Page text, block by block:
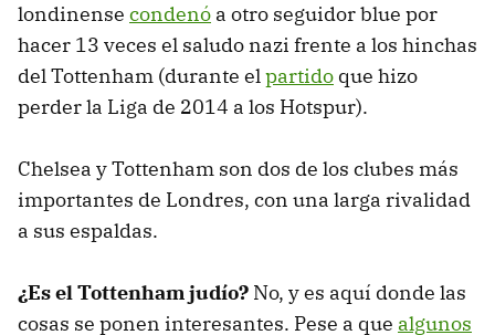
londinense condenó a otro seguidor blue por
hacer 13 veces el saludo nazi frente a los hinchas
del Tottenham (durante elpartido que hizo
perder la Liga de 2014 a los Hotspur).
Chelsea y Tottenham son dos de los clubes más
importantes de Londres, con una larga rivalidad
a sus espaldas.
¿Es el Tottenham judío? No, y es aquí donde las
cosas se ponen interesantes. Pese a que algunos